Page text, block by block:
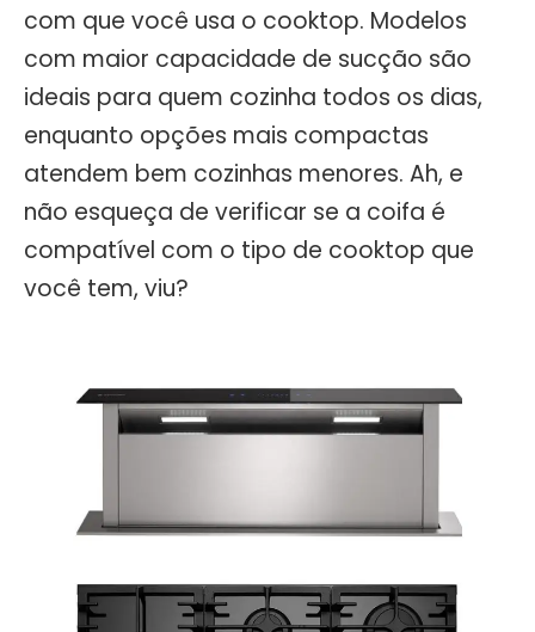
com que você usa o cooktop. Modelos
com maior capacidade de sucção são
ideais para quem cozinha todos os dias,
enquanto opções mais compactas
atendem bem cozinhas menores. Ah, e
não esqueça de verificar se a coifa é
compatível com o tipo de cooktop que
você tem, viu?